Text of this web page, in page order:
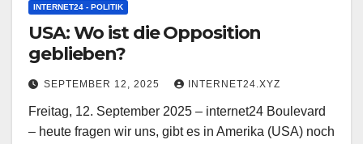
INTERNET24 - POLITIK
USA: Wo ist die Opposition
geblieben?
SEPTEMBER 12, 2025 INTERNET24.XYZ
Freitag, 12. September 2025 – internet24 Boulevard
– heute fragen wir uns, gibt es in Amerika (USA) noch